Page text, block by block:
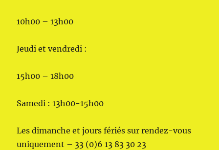
10h00 – 13h00
Jeudi et vendredi :
15h00 – 18h00
Samedi : 13h00-15h00
Les dimanche et jours fériés sur rendez-vous
uniquement – 33 (0)6 13 83 30 23